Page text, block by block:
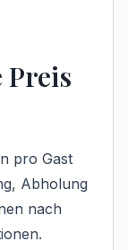
Preis
pro Gast
Abholung
nach